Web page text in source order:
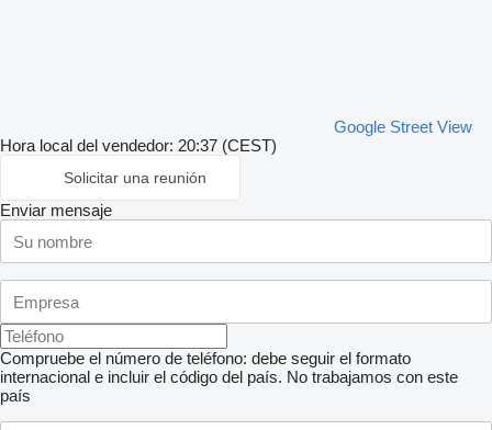
Google Street View
Hora local del vendedor: 20:37 (CEST)
Solicitar una reunión
Enviar mensaje
Compruebe el número de teléfono: debe seguir el formato
internacional e incluir el código del país. No trabajamos con este
país